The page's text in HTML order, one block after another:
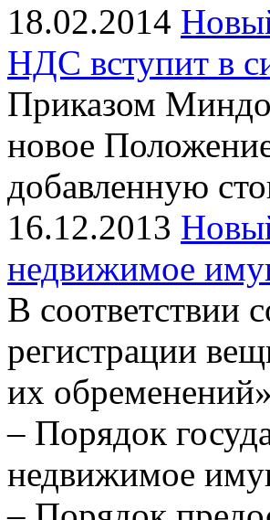
18.02.2014
НДС вступит в
Приказом
новое
добавленную
16.12.2013
недвижимое
В соответствии
регистрации
их
– Порядок
недвижимое